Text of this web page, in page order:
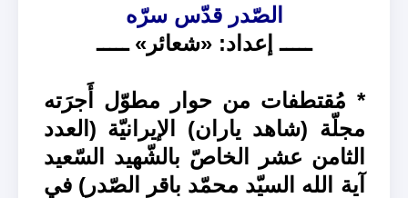
الصّدر قدّس سرّه
ـــــ إعداد: «شعائر» ـــــ
* مُقتطفات من حوار مطوّل أَجرَته
مجلّة (شاهد ياران) الإيرانيّة (العدد
الثامن عشر الخاصّ بالشّهيد السّعيد
آية الله السيّد محمّد باقر الصّدر) في